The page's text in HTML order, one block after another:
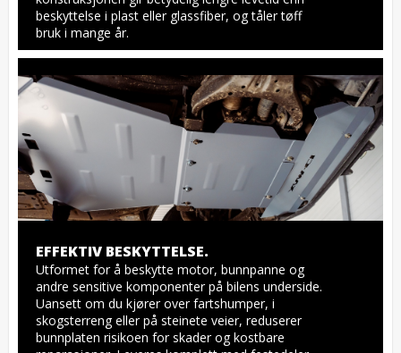
beskyttelse i plast eller glassfiber, og tåler tøff
bruk i mange år.
EFFEKTIV BESKYTTELSE.
Utformet for å beskytte motor, bunnpanne og
andre sensitive komponenter på bilens underside.
Uansett om du kjører over fartshumper, i
skogsterreng eller på steinete veier, reduserer
bunnplaten risikoen for skader og kostbare